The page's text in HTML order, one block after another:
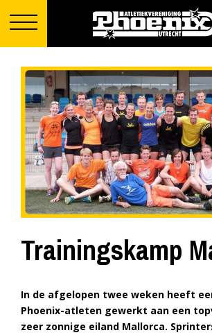
Trainingskamp
In de afgelopen twee weken heeft
Phoenix-atleten gewerkt aan een
zeer zonnige eiland Mallorca.